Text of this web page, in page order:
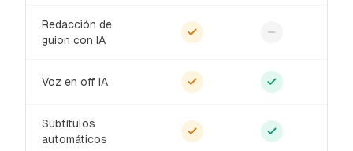
Redacción de
guion con IA
Voz en off IA
Subtítulos
automáticos